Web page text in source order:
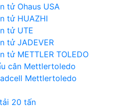
tử Ohaus USA
tử HUAZHI
tử UTE
tử JADEVER
tử METTLER TOLEDO
cân Mettlertoledo
Mettlertoledo
20 tấn